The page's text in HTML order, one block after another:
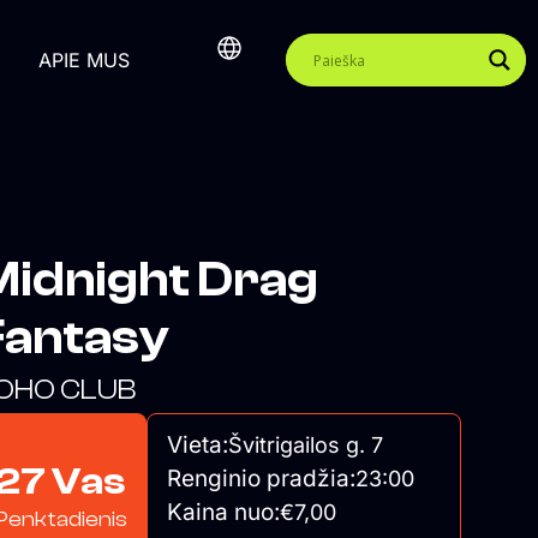
APIE MUS
Drag
CLUB
Vas
Vieta:Švitrigailos g. 7
Renginio pradžia:23:00
Kaina nuo:€7,00